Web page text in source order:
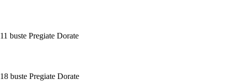
11 buste Pregiate Dorate
18 buste Pregiate Dorate